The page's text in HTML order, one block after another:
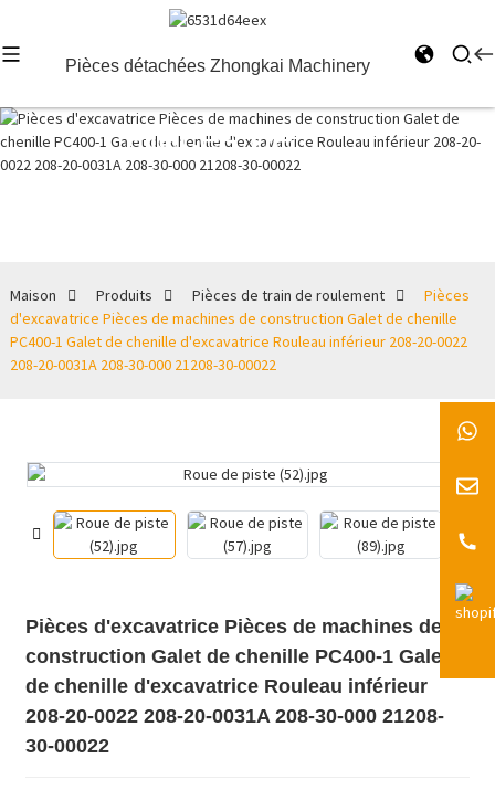
Pièces détachées Zhongkai Machinery
Pièces de
train de
Maison Produits Pièces de train de roulement
Pièces
d'excavatrice Pièces de machines de construction Galet de chenille
PC400-1 Galet de chenille d'excavatrice Rouleau inférieur 208-20-0022
208-20-0031A 208-30-000 21208-30-00022
Pièces d'excavatrice Pièces de machines de
construction Galet de chenille PC400-1 Galet
de chenille d'excavatrice Rouleau inférieur
208-20-0022 208-20-0031A 208-30-000 21208-
30-00022